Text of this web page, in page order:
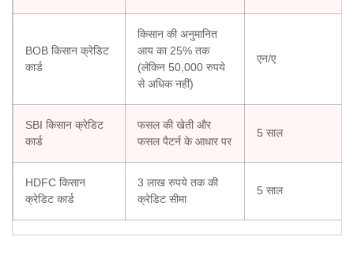
BOB किसान क्रेडिट
कार्ड
किसान की अनुमानित
आय का 25% तक
(लेकिन 50,000 रुपये
से अधिक नहीं)
एन/ए
SBI किसान क्रेडिट
कार्ड
फसल की खेती और
फसल पैटर्न के आधार पर
5 साल
HDFC किसान
क्रेडिट कार्ड
3 लाख रुपये तक की
क्रेडिट सीमा
5 साल